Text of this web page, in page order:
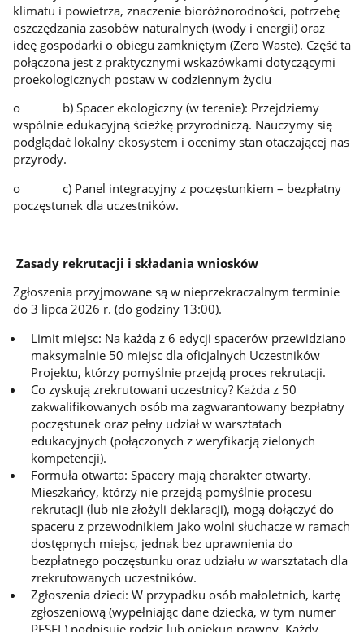
klimatu i powietrza, znaczenie bioróżnorodności, potrzebę
oszczędzania zasobów naturalnych (wody i energii) oraz
ideę gospodarki o obiegu zamkniętym (Zero Waste). Część ta
połączona jest z praktycznymi wskazówkami dotyczącymi
proekologicznych postaw w codziennym życiu
o b) Spacer ekologiczny (w terenie): Przejdziemy
wspólnie edukacyjną ścieżkę przyrodniczą. Nauczymy się
podglądać lokalny ekosystem i ocenimy stan otaczającej nas
przyrody.
o c) Panel integracyjny z poczęstunkiem – bezpłatny
poczęstunek dla uczestników.
Zasady rekrutacji i składania wniosków
Zgłoszenia przyjmowane są w nieprzekraczalnym terminie
do 3 lipca 2026 r. (do godziny 13:00).
Limit miejsc: Na każdą z 6 edycji spacerów przewidziano
maksymalnie 50 miejsc dla oficjalnych Uczestników
Projektu, którzy pomyślnie przejdą proces rekrutacji.
Co zyskują zrekrutowani uczestnicy? Każda z 50
zakwalifikowanych osób ma zagwarantowany bezpłatny
poczęstunek oraz pełny udział w warsztatach
edukacyjnych (połączonych z weryfikacją zielonych
kompetencji).
Formuła otwarta: Spacery mają charakter otwarty.
Mieszkańcy, którzy nie przejdą pomyślnie procesu
rekrutacji (lub nie złożyli deklaracji), mogą dołączyć do
spaceru z przewodnikiem jako wolni słuchacze w ramach
dostępnych miejsc, jednak bez uprawnienia do
bezpłatnego poczęstunku oraz udziału w warsztatach dla
zrekrutowanych uczestników.
Zgłoszenia dzieci: W przypadku osób małoletnich, kartę
zgłoszeniową (wypełniając dane dziecka, w tym numer
PESEL) podpisuje rodzic lub opiekun prawny. Każdy